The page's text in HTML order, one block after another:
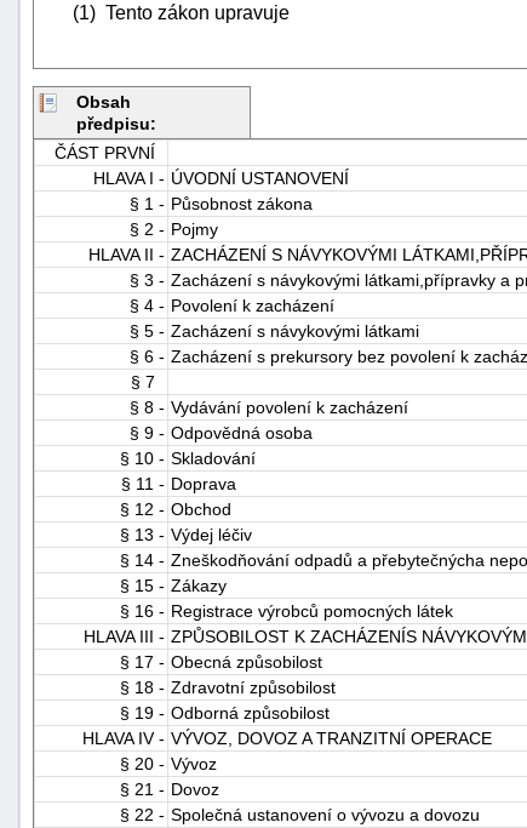
(1) Tento zákon upravuje
Obsah
předpisu:
ČÁST PRVNÍ
HLAVA I - ÚVODNÍ USTANOVENÍ
§ 1 - Působnost zákona
§ 2 - Pojmy
HLAVA II - ZACHÁZENÍ S NÁVYKOVÝMI
§ 3 - Zacházení s návykovými látkami,přípravky a
§ 4 - Povolení k zacházení
§ 5 - Zacházení s návykovými látkami
§ 6 - Zacházení s prekursory bez povolení k
§ 7
§ 8 - Vydávání povolení k zacházení
§ 9 - Odpovědná osoba
§ 10 - Skladování
§ 11 - Doprava
§ 12 - Obchod
§ 13 - Výdej léčiv
§ 14 - Zneškodňování odpadů a přebytečnýcha
§ 15 - Zákazy
§ 16 - Registrace výrobců pomocných látek
HLAVA III - ZPŮSOBILOST K ZACHÁZENÍS
§ 17 - Obecná způsobilost
§ 18 - Zdravotní způsobilost
§ 19 - Odborná způsobilost
HLAVA IV - VÝVOZ, DOVOZ A TRANZITNÍ OPERACE
§ 20 - Vývoz
§ 21 - Dovoz
§ 22 - Společná ustanovení o vývozu a dovozu